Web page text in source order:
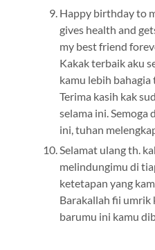
Happy birthday to
gives health and
my best friend
Kakak terbaik aku
kamu lebih bahagia
Terima kasih kak
selama ini. Semoga
ini, tuhan
Selamat ulang th.
melindungimu di
ketetapan yang
Barakallah fii umrik
barumu ini kamu